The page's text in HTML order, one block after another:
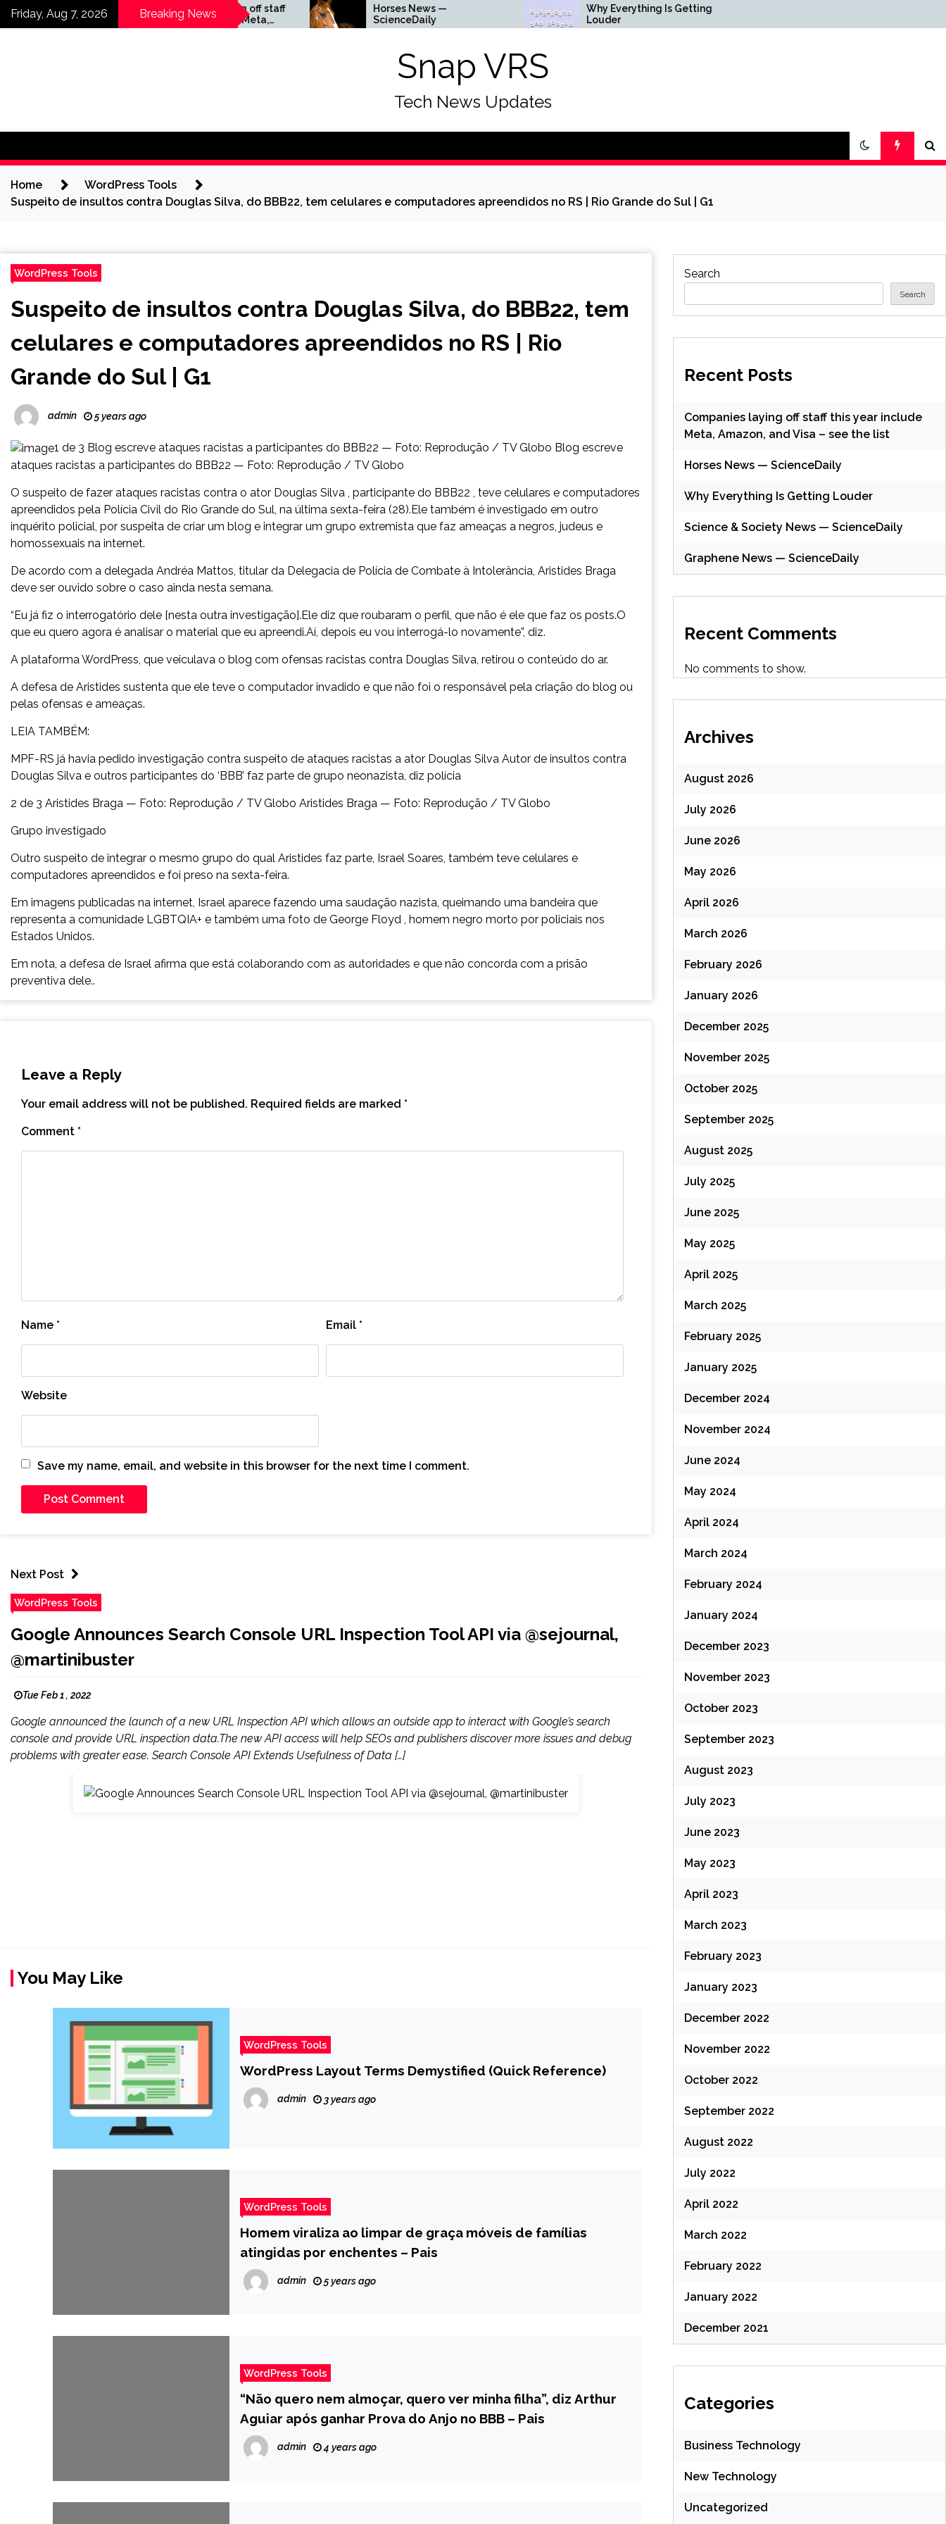
SkipFriday, Aug 7, 2026 Breaking News
Companies laying off staff
this year include Meta,
Amazon, and Visa – see
Horses News —
ScienceDaily
Why Everything Is Getting
Louder
Snap VRS
Tech News Updates
Home
WordPress Tools
Suspeito de insultos contra Douglas Silva, do BBB22, tem celulares e computadores apreendidos no RS | Rio Grande do Sul | G1
WordPress Tools
Suspeito de insultos contra Douglas Silva, do BBB22, tem
celulares e computadores apreendidos no RS | Rio
Grande do Sul | G1
admin 5 years ago
1 de 3 Blog escreve ataques racistas a participantes do BBB22 — Foto: Reprodução / TV Globo Blog escreve
ataques racistas a participantes do BBB22 — Foto: Reprodução / TV Globo
O suspeito de fazer ataques racistas contra o ator Douglas Silva , participante do BBB22 , teve celulares e computadores
apreendidos pela Polícia Civil do Rio Grande do Sul, na última sexta-feira (28).Ele também é investigado em outro
inquérito policial, por suspeita de criar um blog e integrar um grupo extremista que faz ameaças a negros, judeus e
homossexuais na internet.
De acordo com a delegada Andréa Mattos, titular da Delegacia de Polícia de Combate à Intolerância, Aristides Braga
deve ser ouvido sobre o caso ainda nesta semana.
“Eu já fiz o interrogatório dele [nesta outra investigação].Ele diz que roubaram o perfil, que não é ele que faz os posts.O
que eu quero agora é analisar o material que eu apreendi.Aí, depois eu vou interrogá-lo novamente”, diz.
A plataforma WordPress, que veiculava o blog com ofensas racistas contra Douglas Silva, retirou o conteúdo do ar.
A defesa de Aristides sustenta que ele teve o computador invadido e que não foi o responsável pela criação do blog ou
pelas ofensas e ameaças.
LEIA TAMBÉM:
MPF-RS já havia pedido investigação contra suspeito de ataques racistas a ator Douglas Silva Autor de insultos contra
Douglas Silva e outros participantes do ‘BBB’ faz parte de grupo neonazista, diz polícia
2 de 3 Aristides Braga — Foto: Reprodução / TV Globo Aristides Braga — Foto: Reprodução / TV Globo
Grupo investigado
Outro suspeito de integrar o mesmo grupo do qual Aristides faz parte, Israel Soares, também teve celulares e
computadores apreendidos e foi preso na sexta-feira.
Em imagens publicadas na internet, Israel aparece fazendo uma saudação nazista, queimando uma bandeira que
representa a comunidade LGBTQIA+ e também uma foto de George Floyd , homem negro morto por policiais nos
Estados Unidos.
Em nota, a defesa de Israel afirma que está colaborando com as autoridades e que não concorda com a prisão
preventiva dele..
Leave a Reply
Your email address will not be published. Required fields are marked *
Comment *
Name * Email *
Website
Save my name, email, and website in this browser for the next time I comment.
Next Post
WordPress Tools
Google Announces Search Console URL Inspection Tool API via @sejournal,
@martinibuster
Tue Feb 1 , 2022
Google announced the launch of a new URL Inspection API which allows an outside app to interact with Google’s search
console and provide URL inspection data.The new API access will help SEOs and publishers discover more issues and debug
problems with greater ease. Search Console API Extends Usefulness of Data […]
You May Like
WordPress Tools
WordPress Layout Terms Demystified (Quick Reference)
admin 3 years ago
WordPress Tools
Homem viraliza ao limpar de graça móveis de famílias
atingidas por enchentes – Pais
admin 5 years ago
WordPress Tools
“Não quero nem almoçar, quero ver minha filha”, diz Arthur
Aguiar após ganhar Prova do Anjo no BBB – Pais
admin 4 years ago
Search
Search
Recent Posts
Companies laying off staff this year include
Meta, Amazon, and Visa – see the list
Horses News — ScienceDaily
Why Everything Is Getting Louder
Science & Society News — ScienceDaily
Graphene News — ScienceDaily
Recent Comments
No comments to show.
Archives
August 2026
July 2026
June 2026
May 2026
April 2026
March 2026
February 2026
January 2026
December 2025
November 2025
October 2025
September 2025
August 2025
July 2025
June 2025
May 2025
April 2025
March 2025
February 2025
January 2025
December 2024
November 2024
June 2024
May 2024
April 2024
March 2024
February 2024
January 2024
December 2023
November 2023
October 2023
September 2023
August 2023
July 2023
June 2023
May 2023
April 2023
March 2023
February 2023
January 2023
December 2022
November 2022
October 2022
September 2022
August 2022
July 2022
April 2022
March 2022
February 2022
January 2022
December 2021
Categories
Business Technology
New Technology
Uncategorized